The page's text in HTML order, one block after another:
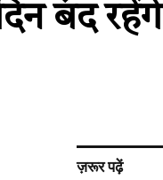
बंद रहेंगे
ज़रूर पढ़ें